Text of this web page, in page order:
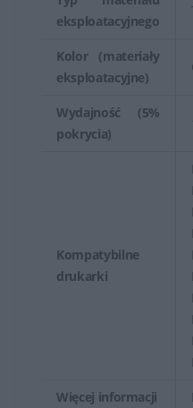
eksploatacyjnego
Kolor (materiały
eksploatacyjne)
Wydajność (5%
pokrycia)
Kompatybilne
drukarki
Więcej informacji